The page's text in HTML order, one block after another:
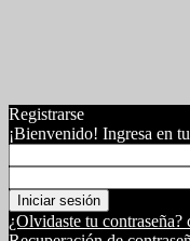
Registrarse
¡Bienvenido! Ingresa en
¿Olvidaste tu contraseña?